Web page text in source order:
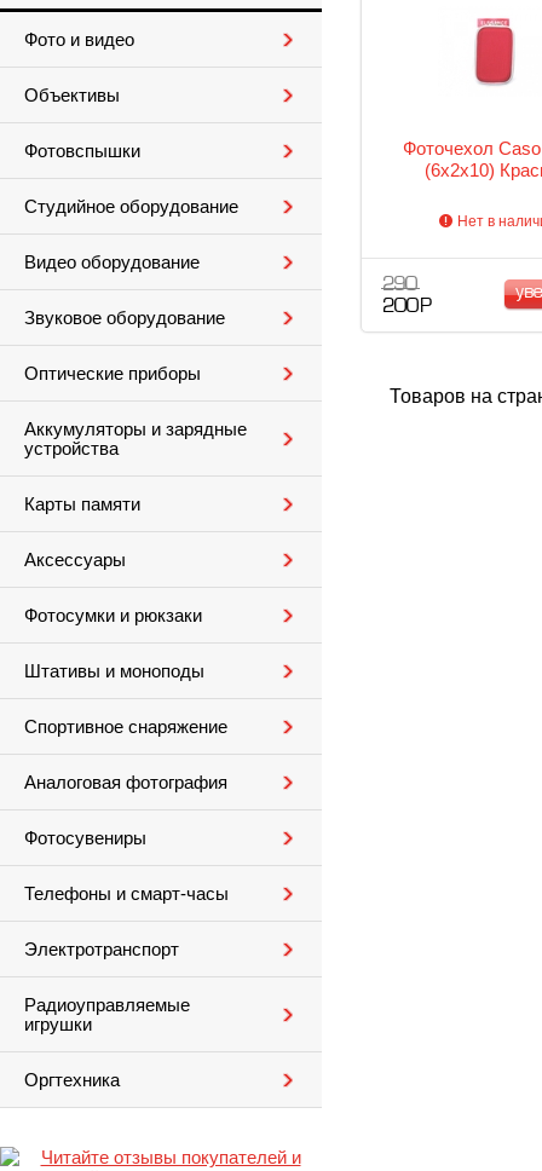
Фото и видео
Объективы
Фотовспышки
Студийное оборудование
Видео оборудование
Звуковое оборудование
Оптические приборы
Аккумуляторы и зарядные
устройства
Карты памяти
Аксессуары
Фотосумки и рюкзаки
Штативы и моноподы
Спортивное снаряжение
Аналоговая фотография
Фотосувениры
Телефоны и смарт-часы
Электротранспорт
Радиоуправляемые
игрушки
Оргтехника
Фоточехол
(6x2x10)
Нет в
290
200 Р
Товаров на